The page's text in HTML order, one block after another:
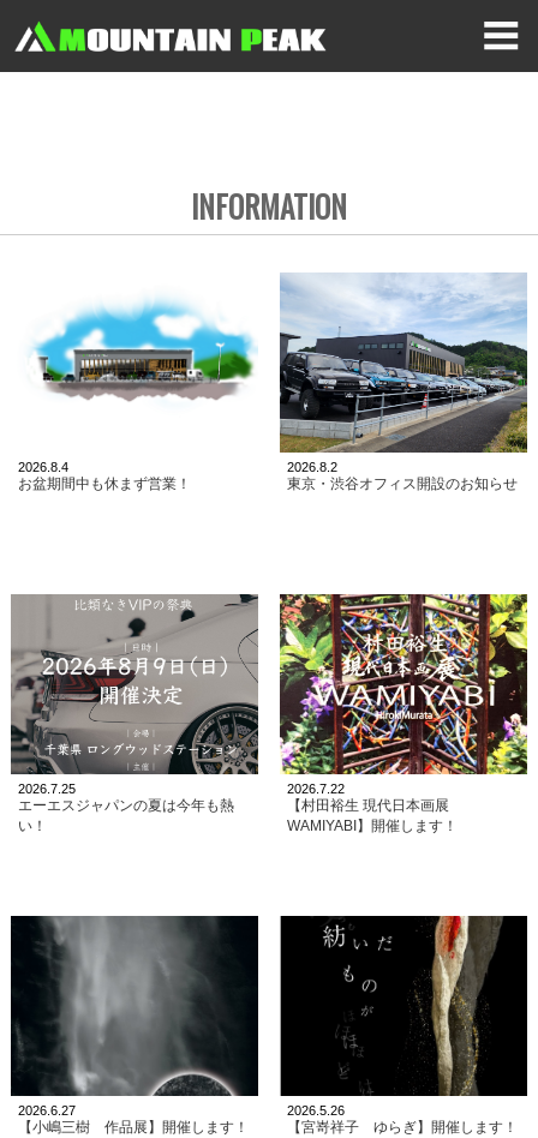
INFORMATION
2026.8.4
お盆期間中も休まず営業！
2026.8.2
東京・渋谷オフィス開設のお知らせ
2026.7.25
エーエスジャパンの夏は今年も熱
い！
2026.7.22
【村田裕生 現代日本画展
WAMIYABI】開催します！
2026.6.27
【小嶋三樹 作品展】開催します！
2026.5.26
【宮嵜祥子 ゆらぎ】開催します！